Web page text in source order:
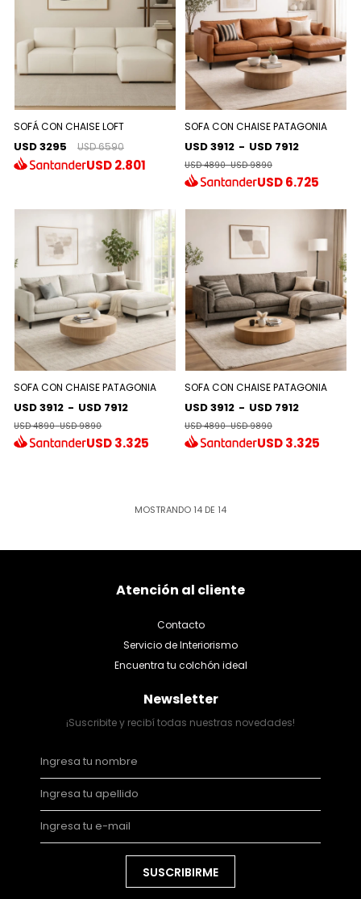
SOFÁ CON CHAISE LOFT
USD 3295 USD 6590
USD2.801
SOFA CON CHAISE PATAGONIA
USD 3912 - USD 7912
USD 4890-USD 9890
USD6.725
SOFA CON CHAISE PATAGONIA
USD 3912 - USD 7912
USD 4890-USD 9890
USD3.325
SOFA CON CHAISE PATAGONIA
USD 3912 - USD 7912
USD 4890-USD 9890
USD3.325
MOSTRANDO 14 DE 14
Atención al cliente
Contacto
Servicio de Interiorismo
Encuentra tu colchón ideal
Newsletter
¡Suscribite y recibí todas nuestras novedades!
SUSCRIBIRME